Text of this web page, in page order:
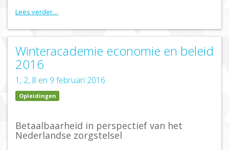
Lees verder…
Winteracademie economie en beleid
2016
1, 2, 8 en 9 februari 2016
Opleidingen
Betaalbaarheid in perspectief van het
Nederlandse zorgstelsel